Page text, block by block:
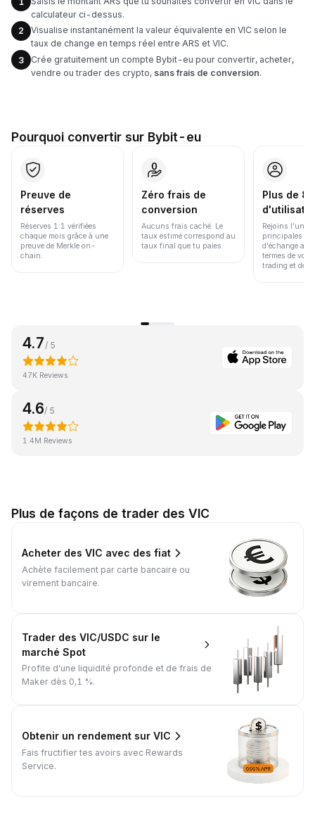
calculateur ci-dessus.
2
Visualise instantanément la valeur équivalente en VIC selon le
taux de change en temps réel entre ARS et VIC.
3
Crée gratuitement un compte Bybit-eu pour convertir, acheter,
vendre ou trader des crypto, sans frais de conversion.
Pourquoi convertir sur Bybit-eu
Preuve de
réserves
Réserves 1:1 vérifiées
chaque mois grâce à une
preuve de Merkle on-
chain.
Zéro frais de
conversion
Aucuns frais caché. Le
taux estimé correspond au
taux final que tu paies.
Plus de
Rejoins l'une
principales
d'échange au
termes de
trading et de
4.7 / 5
47K Reviews
4.6/ 5
1.4M Reviews
Plus de façons de trader des VIC
Acheter des VIC avec des fiat
Achète facilement par carte bancaire ou
virement bancaire.
Trader des VIC/USDC sur le
marché Spot
Profite d’une liquidité profonde et de frais de
Maker dès 0,1 %.
Obtenir un rendement sur VIC
Fais fructifier tes avoirs avec Rewards
Service.